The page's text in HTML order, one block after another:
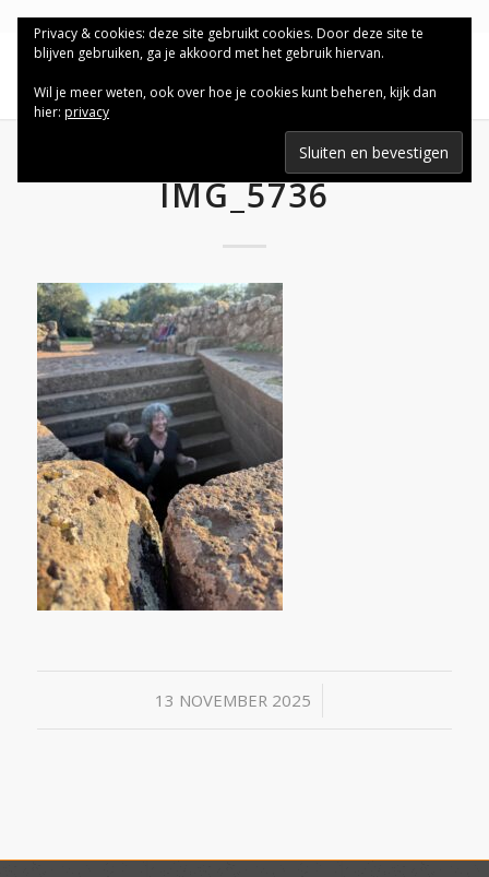
IMG_5736
13 NOVEMBER 2025
/
Privacy & cookies: deze site gebruikt cookies. Door deze site te
blijven gebruiken, ga je akkoord met het gebruik hiervan.
Wil je meer weten, ook over hoe je cookies kunt beheren, kijk dan
hier: privacy